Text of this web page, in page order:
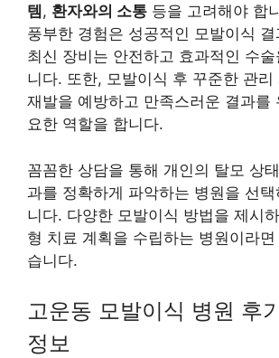
템 , 환자와의 소통 등을 고려해야 합
풍부한 경험은 성공적인 모발이식
최신 장비는 안전하고 효과적인 수
니다. 또한, 모발이식 후 꾸준한 관리
재발을 예방하고 만족스러운 결과를
요한 역할을 합니다.
꼼꼼한 상담을 통해 개인의 탈모 상
과를 정확하게 파악하는 병원을 선
니다. 다양한 모발이식 방법을 제시
형 치료 계획을 수립하는 병원이라
습니다.
고운동 모발이식 병원 후
정보